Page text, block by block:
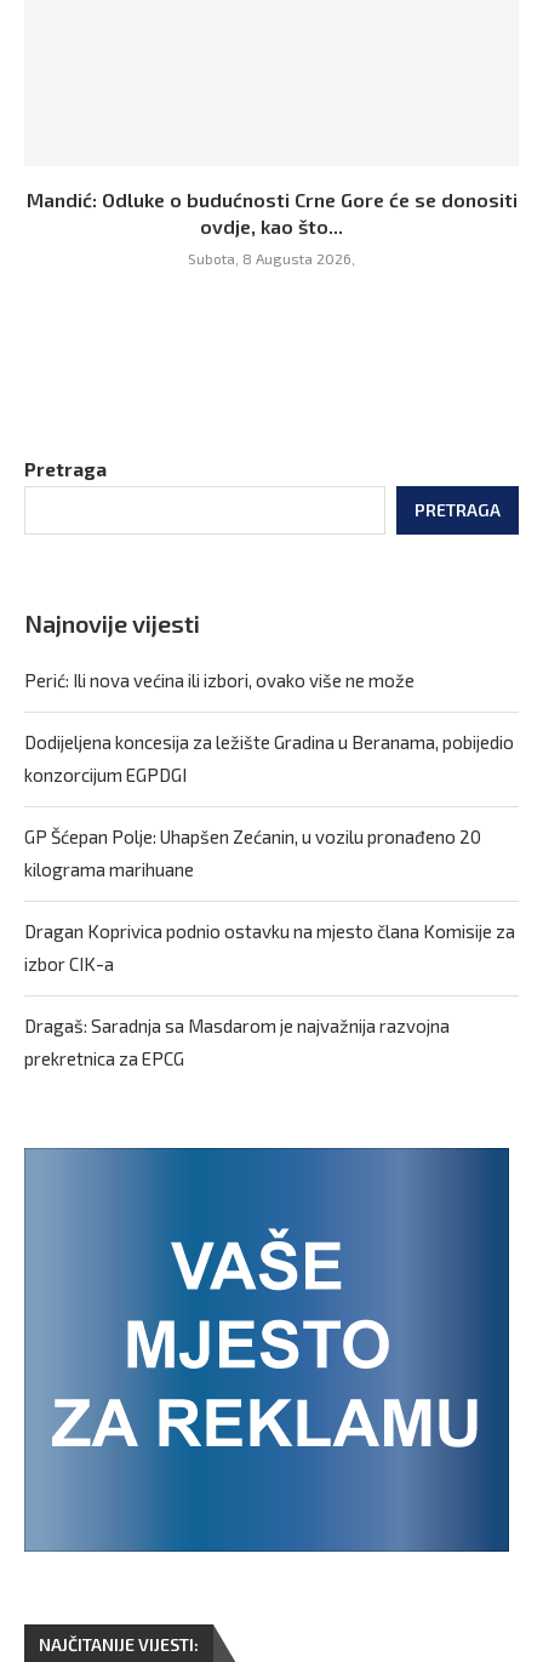
Mandić: Odluke o budućnosti Crne Gore će se donositi
ovdje, kao što...
Subota, 8 Augusta 2026,
Pretraga
PRETRAGA
Najnovije vijesti
Perić: Ili nova većina ili izbori, ovako više ne može
Dodijeljena koncesija za ležište Gradina u Beranama, pobijedio
konzorcijum EGPDGI
GP Šćepan Polje: Uhapšen Zećanin, u vozilu pronađeno 20
kilograma marihuane
Dragan Koprivica podnio ostavku na mjesto člana Komisije za
izbor CIK-a
Dragaš: Saradnja sa Masdarom je najvažnija razvojna
prekretnica za EPCG
NAJČITANIJE VIJESTI: